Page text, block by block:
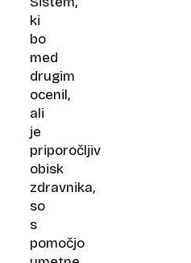
ki
bo
med
drugim
ocenil,
ali
je
priporočljiv
obisk
zdravnika,
so
s
pomočjo